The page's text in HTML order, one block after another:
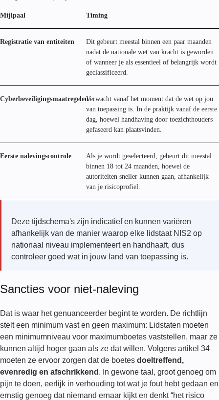
Mijlpaal Timing
Registratie van entiteiten
Dit gebeurt meestal binnen een paar maanden
nadat de nationale wet van kracht is geworden
of wanneer je als essentieel of belangrijk wordt
geclassificeerd.
CyberbeveiligingsmaatregelenVerwacht vanaf het moment dat de wet op jou
van toepassing is. In de praktijk vanaf de eerste
dag, hoewel handhaving door toezichthouders
gefaseerd kan plaatsvinden.
Eerste nalevingscontrole
Als je wordt geselecteerd, gebeurt dit meestal
binnen 18 tot 24 maanden, hoewel de
autoriteiten sneller kunnen gaan, afhankelijk
van je risicoprofiel.
Deze tijdschema's zijn indicatief en kunnen variëren
afhankelijk van de manier waarop elke lidstaat NIS2 op
nationaal niveau implementeert en handhaaft, dus
controleer goed wat in jouw land van toepassing is.
Sancties voor niet-naleving
Dat is waar het genuanceerder begint te worden. De richtlijn
stelt een minimum vast en geen maximum: Lidstaten moeten
een minimumniveau voor maximumboetes vaststellen, maar ze
kunnen altijd hoger gaan als ze dat willen. Volgens artikel 34
moeten ze ervoor zorgen dat de boetes doeltreffend,
evenredig en afschrikkend . In gewone taal, groot genoeg om
pijn te doen, eerlijk in verhouding tot wat je fout hebt gedaan en
ernstig genoeg dat niemand ernaar kijkt en denkt “het risico